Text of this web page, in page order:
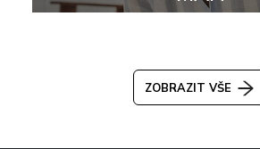
ZOBRAZIT VŠE